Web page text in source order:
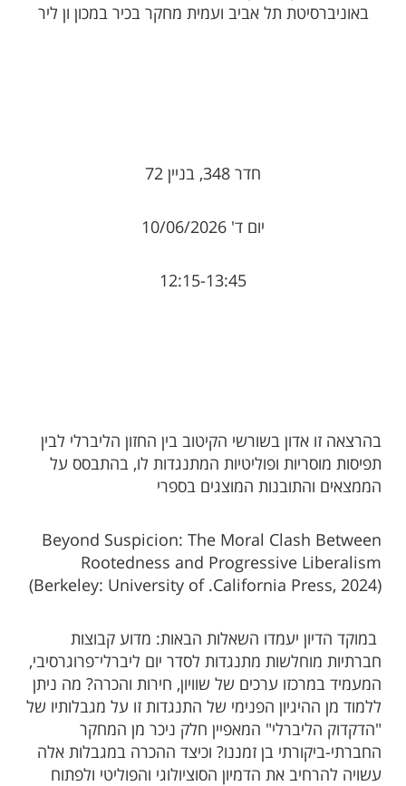
באוניברסיטת תל אביב ועמית מחקר בכיר במכון ון ליר
חדר 348, בניין 72
יום ד' 10/06/2026
12:15-13:45
בהרצאה זו אדון בשורשי הקיטוב בין החזון הליברלי לבין
תפיסות מוסריות ופוליטיות המתנגדות לו, בהתבסס על
הממצאים והתובנות המוצגים בספרי
Beyond Suspicion: The Moral Clash Between
Rootedness and Progressive Liberalism
(Berkeley: University of .California Press, 2024)
במוקד הדיון יעמדו השאלות הבאות: מדוע קבוצות
חברתיות מוחלשות מתנגדות לסדר יום ליברלי־פרוגרסיבי,
המעמיד במרכזו ערכים של שוויון, חירות והכרה? מה ניתן
ללמוד מן ההיגיון הפנימי של התנגדות זו על מגבלותיו של
"הדקדוק הליברלי" המאפיין חלק ניכר מן המחקר
החברתי-ביקורתי בן זמננו? וכיצד ההכרה במגבלות אלה
עשויה להרחיב את הדמיון הסוציולוגי והפוליטי ולפתוח